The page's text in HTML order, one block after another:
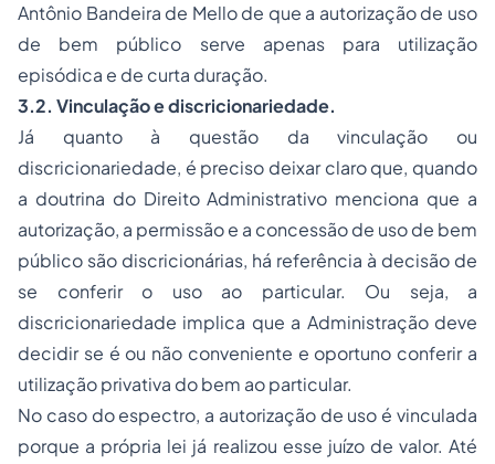
Antônio Bandeira de Mello de que a autorização de uso
de bem público serve apenas para utilização
episódica e de curta duração.
3.2. Vinculação e discricionariedade.
Já quanto à questão da vinculação ou
discricionariedade, é preciso deixar claro que, quando
a doutrina do Direito Administrativo menciona que a
autorização, a permissão e a concessão de uso de bem
público são discricionárias, há referência à decisão de
se conferir o uso ao particular. Ou seja, a
discricionariedade implica que a Administração deve
decidir se é ou não conveniente e oportuno conferir a
utilização privativa do bem ao particular.
No caso do espectro, a autorização de uso é vinculada
porque a própria lei já realizou esse juízo de valor. Até